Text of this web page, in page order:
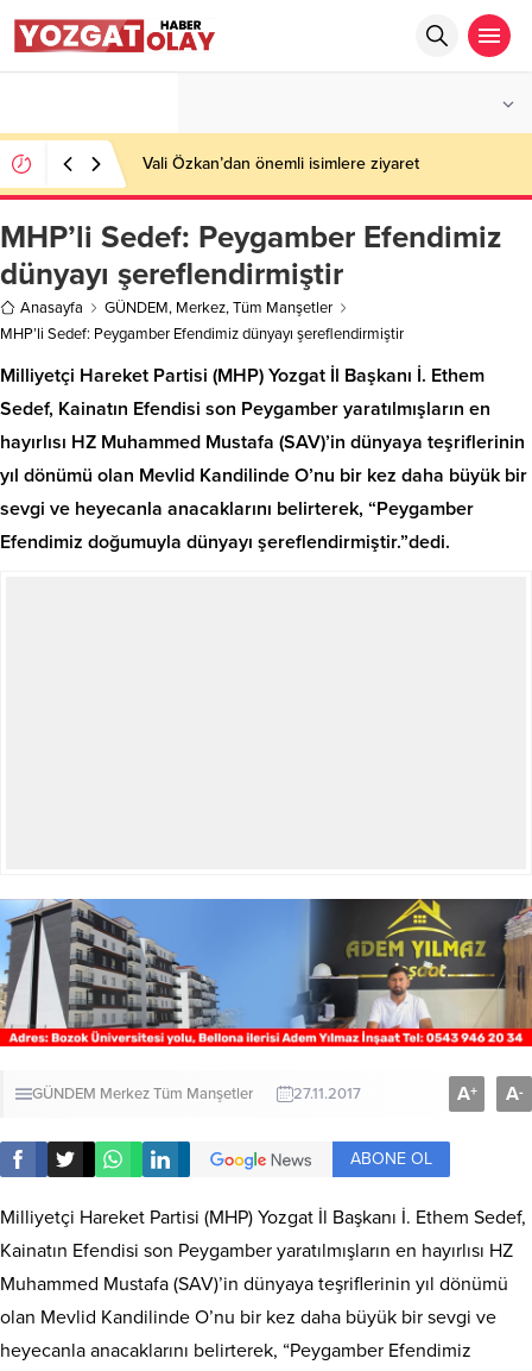
Vali Özkan’dan önemli isimlere ziyaret
MHP’li Sedef: Peygamber Efendimiz
dünyayı şereflendirmiştir
Anasayfa GÜNDEM, Merkez,Tüm Manşetler
MHP’li Sedef: Peygamber Efendimiz dünyayı şereflendirmiştir
Milliyetçi Hareket Partisi (MHP) Yozgat İl Başkanı İ. Ethem
Sedef, Kainatın Efendisi son Peygamber yaratılmışların en
hayırlısı HZ Muhammed Mustafa (SAV)’in dünyaya teşriflerinin
yıl dönümü olan Mevlid Kandilinde O’nu bir kez daha büyük bir
sevgi ve heyecanla anacaklarını belirterek, “Peygamber
Efendimiz doğumuyla dünyayı şereflendirmiştir.”dedi.
GÜNDEM MerkezTüm Manşetler 27.11.2017 A+ A-
ABONE OL
Milliyetçi Hareket Partisi (MHP) Yozgat İl Başkanı İ. Ethem Sedef,
Kainatın Efendisi son Peygamber yaratılmışların en hayırlısı HZ
Muhammed Mustafa (SAV)’in dünyaya teşriflerinin yıl dönümü
olan Mevlid Kandilinde O’nu bir kez daha büyük bir sevgi ve
heyecanla anacaklarını belirterek, “Peygamber Efendimiz